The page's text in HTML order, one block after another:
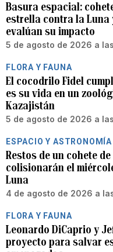
Basura espacial:
estrella contra la
evalúan su impacto
5 de agosto de 2026 a
FLORA Y FAUNA
El cocodrilo Fidel
es su vida en un
Kazajistán
5 de agosto de 2026 a
ESPACIO Y ASTRONOMÍA
Restos de un cohete de
colisionarán el
Luna
4 de agosto de 2026 a
FLORA Y FAUNA
Leonardo DiCaprio y
proyecto para salvar